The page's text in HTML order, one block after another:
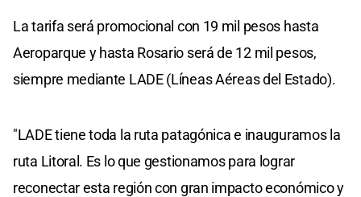
La tarifa será promocional con 19 mil pesos hasta
Aeroparque y hasta Rosario será de 12 mil pesos,
siempre mediante LADE (Líneas Aéreas del Estado).
"LADE tiene toda la ruta patagónica e inauguramos la
ruta Litoral. Es lo que gestionamos para lograr
reconectar esta región con gran impacto económico y